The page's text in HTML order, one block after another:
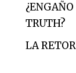
TRUTH?
LA